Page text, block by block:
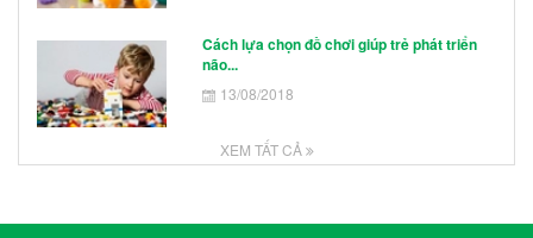
Cách lựa chọn đồ chơi giúp trẻ phát triển
não...
13/08/2018
XEM TẤT CẢ